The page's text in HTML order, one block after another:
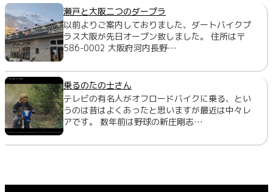
瀬戸と大阪二つのダープラ
以前よりご案内しておりました、ダートバイクプ
ラス大阪が先日オープン致しました。 住所は〒
586-0002 大阪府河内長野…
乗るのたの士さん
テレビの有名人がオフロードバイクに乗る、とい
うのは昔はよくあったと思いますが最近は中々レ
アです。 数年前は野球の新庄剛志…